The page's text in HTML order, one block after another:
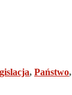
, Państwo,